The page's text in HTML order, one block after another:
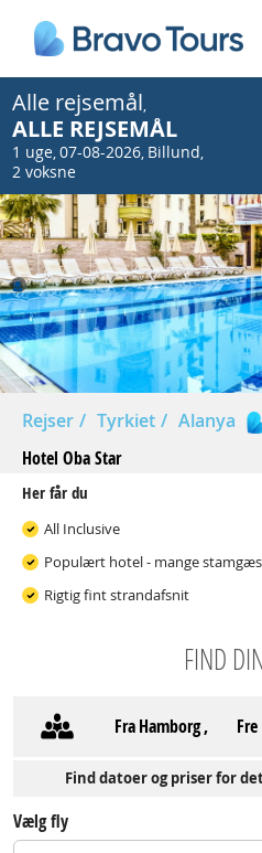
Alle rejsemål,
ALLE REJSEMÅL
1 uge,07-08-2026, Billund,
2 voksne
Prev
Rejser Tyrkiet
Alanya
Hotel Oba Star
Her får du
All Inclusive
Populært hotel - mange
Rigtig fint strandafsnit
FIND
Fra Hamborg,
Find datoer og priser for
Vælg fly